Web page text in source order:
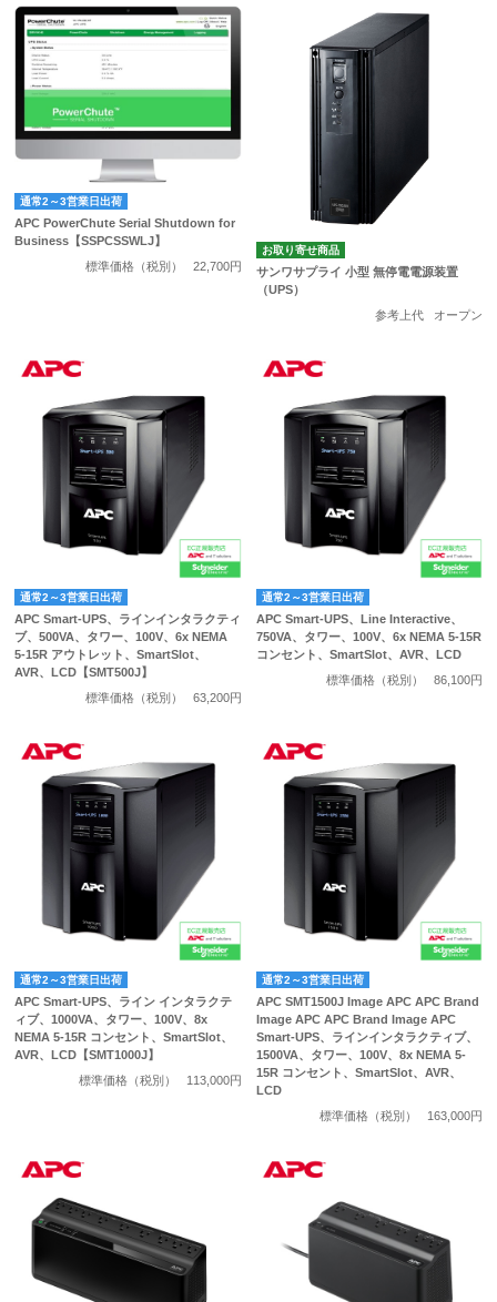
通常2～3営業日出荷
APC PowerChute Serial Shutdown for
Business【SSPCSSWLJ】
標準価格（税別）
22,700円
お取り寄せ商品
サンワサプライ 小型 無停電電源装置
（UPS）
参考上代
オープン
通常2～3営業日出荷
APC Smart-UPS、ラインインタラクティ
ブ、500VA、タワー、100V、6x NEMA
5-15R アウトレット、SmartSlot、
AVR、LCD【SMT500J】
標準価格（税別）
63,200円
通常2～3営業日出荷
APC Smart-UPS、Line Interactive、
750VA、タワー、100V、6x NEMA 5-15R
コンセント、SmartSlot、AVR、LCD
標準価格（税別）
86,100円
通常2～3営業日出荷
APC Smart-UPS、ライン インタラクテ
ィブ、1000VA、タワー、100V、8x
NEMA 5-15R コンセント、SmartSlot、
AVR、LCD【SMT1000J】
標準価格（税別）
113,000円
通常2～3営業日出荷
APC SMT1500J Image APC APC Brand
Image APC APC Brand Image APC
Smart-UPS、ラインインタラクティブ、
1500VA、タワー、100V、8x NEMA 5-
15R コンセント、SmartSlot、AVR、
LCD
標準価格（税別）
163,000円